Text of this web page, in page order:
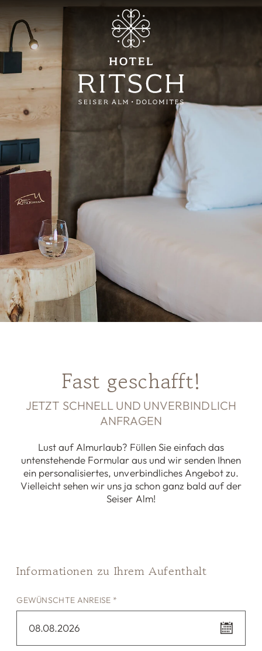
Fast geschafft!
JETZT SCHNELL UND UNVERBINDLICH
ANFRAGEN
Lust auf Almurlaub? Füllen Sie einfach das
untenstehende Formular aus und wir senden Ihnen
ein personalisiertes, unverbindliches Angebot zu.
Vielleicht sehen wir uns ja schon ganz bald auf der
Seiser Alm!
Informationen zu Ihrem Aufenthalt
GEWÜNSCHTE ANREISE *
08.08.2026